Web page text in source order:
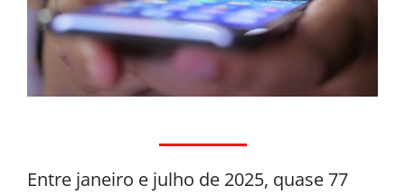
Entre janeiro e julho de 2025, quase 77